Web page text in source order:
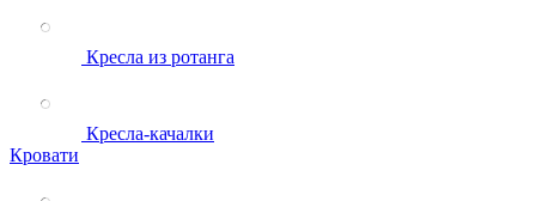
Кресла из ротанга
Кресла-качалки
Кровати